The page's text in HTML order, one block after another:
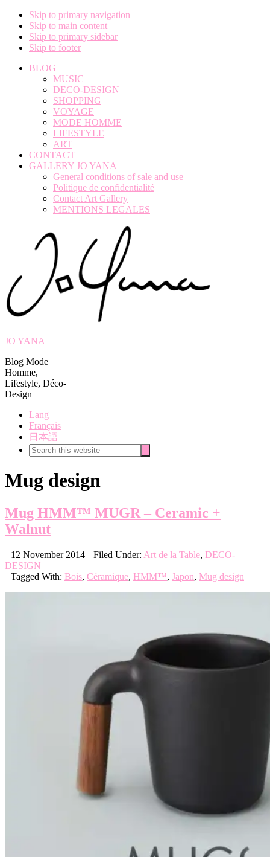
Skip to primary navigation
Skip to main content
Skip to primary sidebar
Skip to footer
BLOG
MUSIC
DECO-DESIGN
SHOPPING
VOYAGE
MODE HOMME
LIFESTYLE
ART
CONTACT
GALLERY JO YANA
General conditions of sale and use
Politique de confidentialité
Contact Art Gallery
MENTIONS LEGALES
JO YANA
Blog Mode
Homme,
Lifestyle, Déco-
Design
Lang
Français
日本語
Search
this
Mug design
Mug HMM™ MUGR – Ceramic +
Walnut
12 November 2014 Filed Under: Art de la Table, DECO-
DESIGN
Tagged With: Bois, Céramique, HMM™, Japon, Mug design